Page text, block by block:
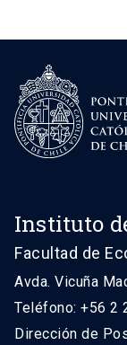
Instituto
Facultad de
Avda. Vicuña
Teléfono: +56 2
Dirección de